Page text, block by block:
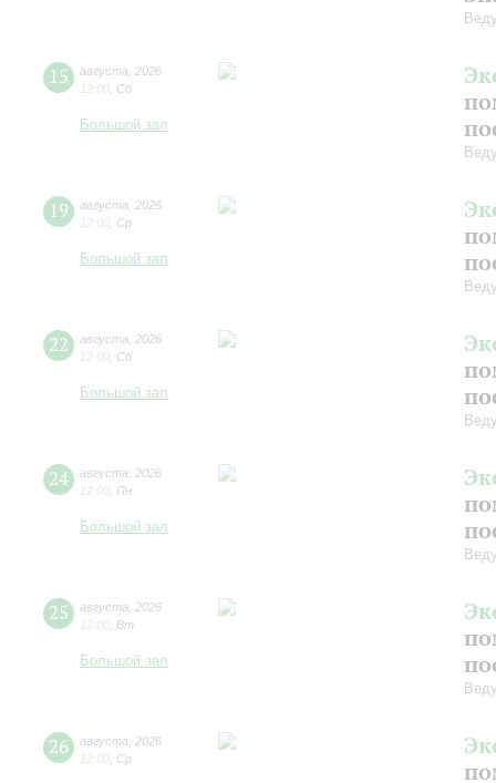
15 августа
2026
12:00 Сб
Большой зал
19 августа
2026
12:00 Ср
Большой зал
22 августа
2026
12:00 Сб
Большой зал
24 августа
2026
12:00 Пн
Большой зал
25 августа
2026
12:00 Вт
Большой зал
26 августа
2026
12:00 Ср